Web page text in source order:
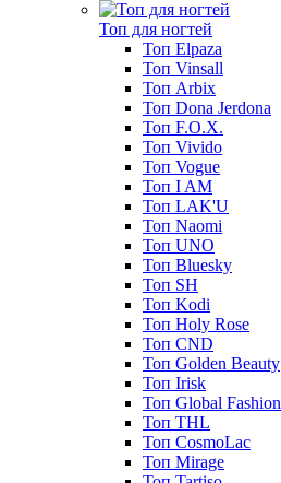
Топ для ногтей
Топ Elpaza
Топ Vinsall
Топ Arbix
Топ Dona Jerdona
Топ F.O.X.
Топ Vivido
Топ Vogue
Топ I AM
Топ LAK'U
Топ Naomi
Топ UNO
Топ Bluesky
Топ SH
Топ Kodi
Топ Holy Rose
Топ CND
Топ Golden Beauty
Топ Irisk
Топ Global Fashion
Топ THL
Топ CosmoLac
Топ Mirage